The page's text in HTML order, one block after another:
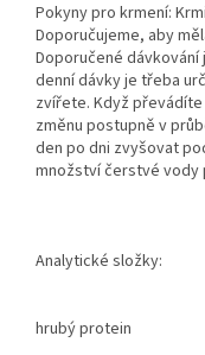
Pokyny pro krmení:
Doporučujeme, aby
Doporučené
denní dávky je třeba
zvířete. Když
změnu postupně v
den po dni zvyšovat
množství čerstvé vody
Analytické složky:
hrubý protein